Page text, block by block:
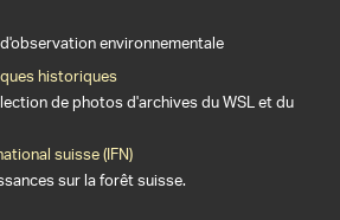
environnementale
historiques
de photos d'archives du WSL et du
suisse (IFN)
sur la forêt suisse.